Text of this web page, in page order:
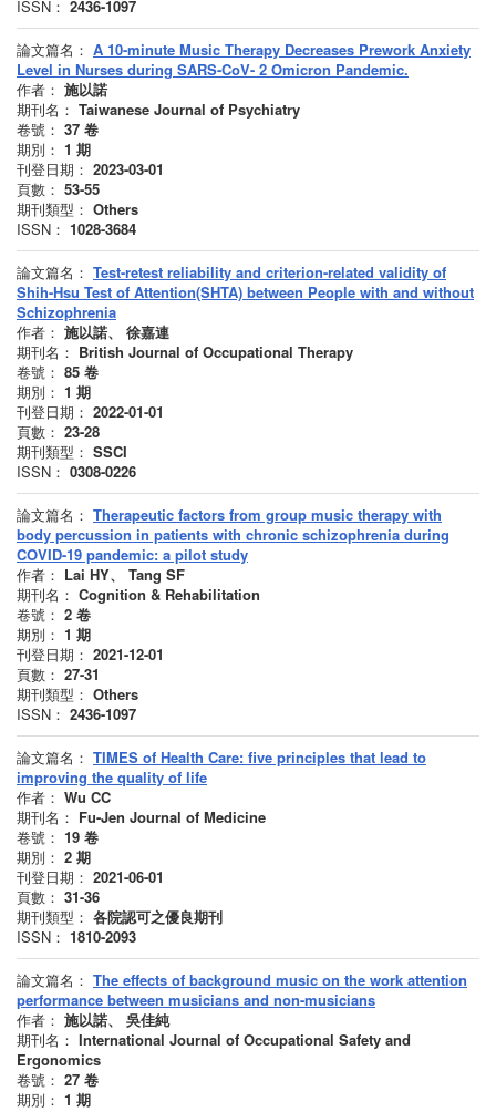
ISSN： 2436-1097
論文篇名： A 10-minute Music Therapy Decreases Prework Anxiety
Level in Nurses during SARS-CoV- 2 Omicron Pandemic.
作者： 施以諾
期刊名： Taiwanese Journal of Psychiatry
卷號： 37 卷
期別： 1 期
刊登日期： 2023-03-01
頁數： 53-55
期刊類型： Others
ISSN： 1028-3684
論文篇名： Test-retest reliability and criterion-related validity of
Shih-Hsu Test of Attention(SHTA) between People with and without
Schizophrenia
作者： 施以諾、 徐嘉連
期刊名： British Journal of Occupational Therapy
卷號： 85 卷
期別： 1 期
刊登日期： 2022-01-01
頁數： 23-28
期刊類型： SSCI
ISSN： 0308-0226
論文篇名： Therapeutic factors from group music therapy with
body percussion in patients with chronic schizophrenia during
COVID-19 pandemic: a pilot study
作者： Lai HY、 Tang SF
期刊名： Cognition & Rehabilitation
卷號： 2 卷
期別： 1 期
刊登日期： 2021-12-01
頁數： 27-31
期刊類型： Others
ISSN： 2436-1097
論文篇名： TIMES of Health Care: five principles that lead to
improving the quality of life
作者： Wu CC
期刊名： Fu-Jen Journal of Medicine
卷號： 19 卷
期別： 2 期
刊登日期： 2021-06-01
頁數： 31-36
期刊類型： 各院認可之優良期刊
ISSN： 1810-2093
論文篇名： The effects of background music on the work attention
performance between musicians and non-musicians
作者： 施以諾、 吳佳純
期刊名： International Journal of Occupational Safety and
Ergonomics
卷號： 27 卷
期別： 1 期